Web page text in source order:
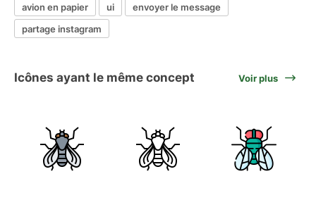
avion en papier
ui
envoyer le message
partage instagram
Icônes ayant le même concept Voir plus